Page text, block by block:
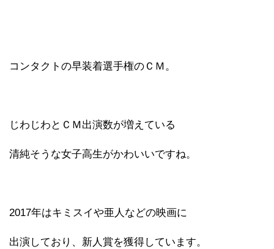
コンタクトの早装着選手権のＣＭ。
じわじわとＣＭ出演数が増えている
清純そうな女子高生がかわいいですね。
2017年はキミスイや亜人などの映画に
出演しており、新人賞を獲得しています。